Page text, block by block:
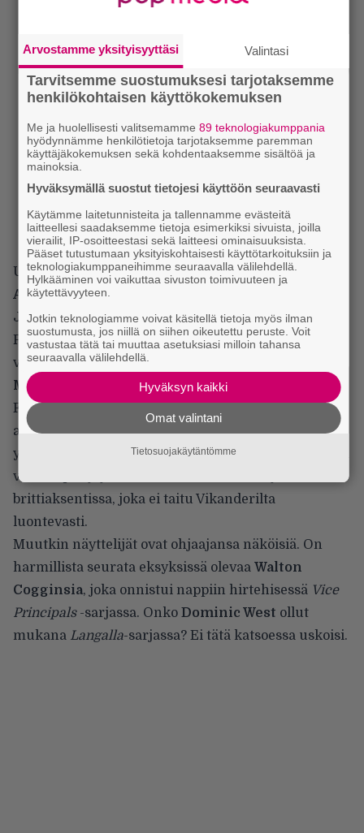
Uutena hautatonkijana esiintyy Oscarin pokannut
Alicia Vikander
Jolieja ei siinä mitään, jokainen tavallaan.
Paremmin ehkäpä roolin olisi istunut hieman
verevämpi nuoremman polven näyttelijä kuten
Megan Fox
Fyysisesti Vikander vaikuttaa olevan vedossa, mutta
artikulointi ontuu pahasti. Tosin häntä ei voi siitä
yksin syyllistää. Onneton päätös tekijätiimiltä yrittää
väkisin pitäytyä keinoaristokraattisessa yläluokan
brittiaksentissa, joka ei taitu Vikanderilta
luontevasti.
Muutkin näyttelijät ovat ohjaajansa näköisiä. On
harmillista seurata eksyksissä olevaa Walton
Cogginsia, joka onnistui nappiin hirtehisessä Vice
Principals-sarjassa. Onko Dominic West ollut
mukana Langalla-sarjassa? Ei tätä katsoessa uskoisi.
Arvostamme yksityisyyttäsi Valintasi
Tarvitsemme suostumuksesi tarjotaksemme
henkilökohtaisen käyttökokemuksen
Me ja huolellisesti valitsemamme 89 teknologiakumppania
hyödynnämme henkilötietoja tarjotaksemme paremman
käyttäjäkokemuksen sekä kohdentaaksemme sisältöä ja
mainoksia.
Hyväksymällä suostut tietojesi käyttöön seuraavasti
Käytämme laitetunnisteita ja tallennamme evästeitä
laitteellesi saadaksemme tietoja esimerkiksi sivuista, joilla
vierailit, IP-osoitteestasi sekä laitteesi ominaisuuksista.
Pääset tutustumaan yksityiskohtaisesti käyttötarkoituksiin ja
teknologiakumppaneihimme seuraavalla välilehdellä.
Hylkääminen voi vaikuttaa sivuston toimivuuteen ja
käytettävyyteen.
Jotkin teknologiamme voivat käsitellä tietoja myös ilman
suostumusta, jos niillä on siihen oikeutettu peruste. Voit
vastustaa tätä tai muuttaa asetuksiasi milloin tahansa
seuraavalla välilehdellä.
Hyväksyn kaikki
Omat valintani
Tietosuojakäytäntömme